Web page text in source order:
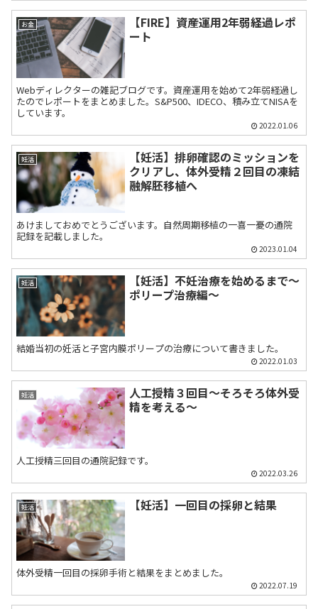
お金
【FIRE】資産運用2年弱経過レポ
ート
Webディレクターの雑記ブログです。資産運用を始めて2年弱経過し
たのでレポートをまとめました。S&P500、IDECO、積み立てNISAを
しています。
2022.01.06
妊活
【妊活】排卵確認のミッションを
クリアし、体外受精２回目の凍結
融解胚移植へ
あけましておめでとうございます。自然周期移植の一喜一憂の通院
記録を記載しました。
2023.01.04
妊活
【妊活】不妊治療を始めるまで〜
ポリープ治療編〜
結婚当初の妊活と子宮内膜ポリープの治療について書きました。
2022.01.03
妊活
人工授精３回目～そろそろ体外受
精を考える～
人工授精三回目の通院記録です。
2022.03.26
妊活 【妊活】一回目の採卵と結果
体外受精一回目の採卵手術と結果をまとめました。
2022.07.19